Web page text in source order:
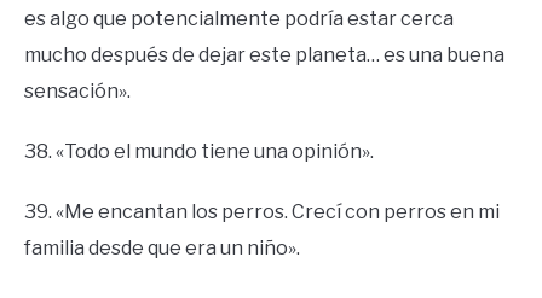
es algo que potencialmente podría estar cerca
mucho después de dejar este planeta… es una buena
sensación».
38. «Todo el mundo tiene una opinión».
39. «Me encantan los perros. Crecí con perros en mi
familia desde que era un niño».